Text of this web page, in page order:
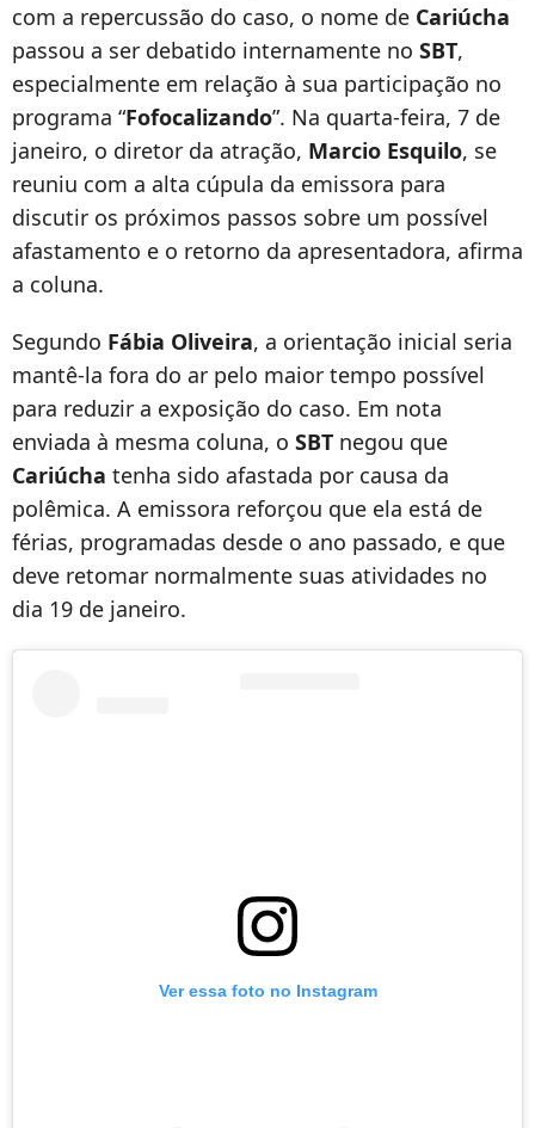
com a repercussão do caso, o nome de Cariúcha
passou a ser debatido internamente no SBT,
especialmente em relação à sua participação no
programa “Fofocalizando”. Na quarta-feira, 7 de
janeiro, o diretor da atração, Marcio Esquilo, se
reuniu com a alta cúpula da emissora para
discutir os próximos passos sobre um possível
afastamento e o retorno da apresentadora, afirma
a coluna.
Segundo Fábia Oliveira, a orientação inicial seria
mantê-la fora do ar pelo maior tempo possível
para reduzir a exposição do caso. Em nota
enviada à mesma coluna, o SBT negou que
Cariúcha tenha sido afastada por causa da
polêmica. A emissora reforçou que ela está de
férias, programadas desde o ano passado, e que
deve retomar normalmente suas atividades no
dia 19 de janeiro.
Ver essa foto no Instagram